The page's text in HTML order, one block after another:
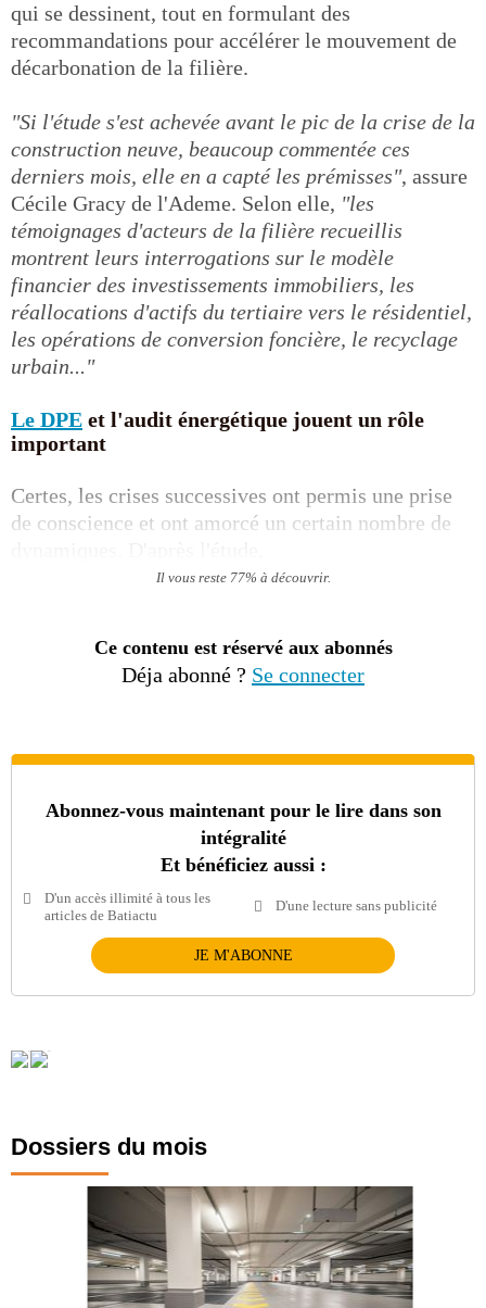
qui se dessinent, tout en formulant des
recommandations pour accélérer le mouvement de
décarbonation de la filière.
"Si l'étude s'est achevée avant le pic de la crise de la
construction neuve, beaucoup commentée ces
derniers mois, elle en a capté les prémisses", assure
Cécile Gracy de l'Ademe. Selon elle, "les
témoignages d'acteurs de la filière recueillis
montrent leurs interrogations sur le modèle
financier des investissements immobiliers, les
réallocations d'actifs du tertiaire vers le résidentiel,
les opérations de conversion foncière, le recyclage
urbain..."
Le DPE et l'audit énergétique jouent un rôle
important
Certes, les crises successives ont permis une prise
de conscience et ont amorcé un certain nombre de
Il vous reste 77% à découvrir.
Ce contenu est réservé aux abonnés
Déja abonné ? Se connecter
Abonnez-vous maintenant pour le lire dans son
intégralité
Et bénéficiez aussi :
D'un accès illimité à tous les
articles de Batiactu
D'une lecture sans publicité
JE M'ABONNE
Dossiers du mois